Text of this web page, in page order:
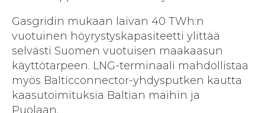
Gasgridin mukaan laivan 40 TWh:n
vuotuinen höyrystyskapasiteetti ylittää
selvästi Suomen vuotuisen maakaasun
käyttötarpeen. LNG-terminaali mahdollistaa
myös Balticconnector-yhdysputken kautta
kaasutoimituksia Baltian maihin ja
Puolaan.